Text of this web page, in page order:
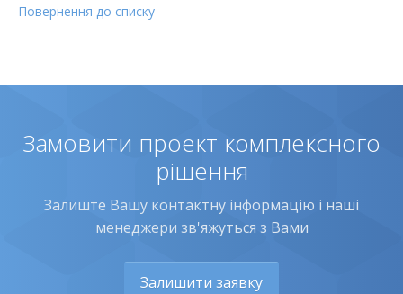
Повернення до списку
Замовити проект комплексного
рішення
Залиште Вашу контактну інформацію і наші
менеджери зв'яжуться з Вами
Залишити заявку